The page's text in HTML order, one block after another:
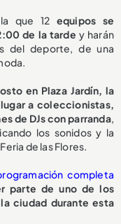
que 12 equipos se
de la tarde y harán
del deporte, de una
en Plaza Jardín, la
a coleccionistas,
de DJs con parranda,
los sonidos y la
de las Flores.
completa
parte de uno de los
ciudad durante esta